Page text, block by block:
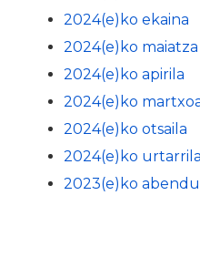
2024(e)ko ekaina
2024(e)ko maiatza
2024(e)ko apirila
2024(e)ko
2024(e)ko otsaila
2024(e)ko urtarrila
2023(e)ko